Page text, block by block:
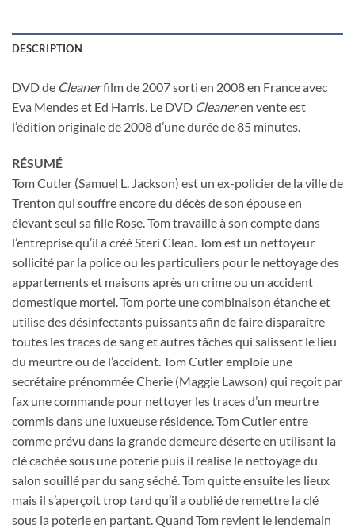
DESCRIPTION
DVD de Cleanerfilm de 2007 sorti en 2008 en France avec
Eva Mendes et Ed Harris. Le DVD Cleaneren vente est
l’édition originale de 2008 d’une durée de 85 minutes.
RÉSUMÉ
Tom Cutler (Samuel L. Jackson) est un ex-policier de la ville de
Trenton qui souffre encore du décès de son épouse en
élevant seul sa fille Rose. Tom travaille à son compte dans
l’entreprise qu’il a créé Steri Clean. Tom est un nettoyeur
sollicité par la police ou les particuliers pour le nettoyage des
appartements et maisons après un crime ou un accident
domestique mortel. Tom porte une combinaison étanche et
utilise des désinfectants puissants afin de faire disparaître
toutes les traces de sang et autres tâches qui salissent le lieu
du meurtre ou de l’accident. Tom Cutler emploie une
secrétaire prénommée Cherie (Maggie Lawson) qui reçoit par
fax une commande pour nettoyer les traces d’un meurtre
commis dans une luxueuse résidence. Tom Cutler entre
comme prévu dans la grande demeure déserte en utilisant la
clé cachée sous une poterie puis il réalise le nettoyage du
salon souillé par du sang séché. Tom quitte ensuite les lieux
mais il s’aperçoit trop tard qu’il a oublié de remettre la clé
sous la poterie en partant. Quand Tom revient le lendemain